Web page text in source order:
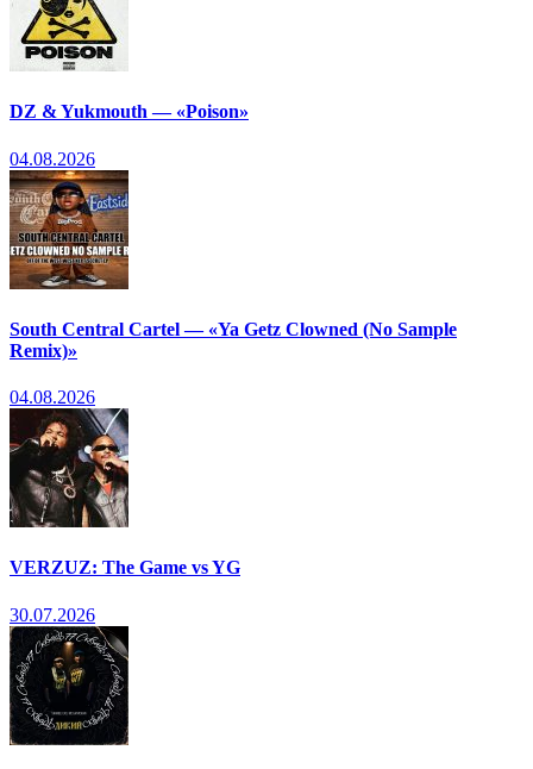
DZ & Yukmouth — «Poison»
04.08.2026
South Central Cartel — «Ya Getz Clowned (No Sample
Remix)»
04.08.2026
VERZUZ: The Game vs YG
30.07.2026